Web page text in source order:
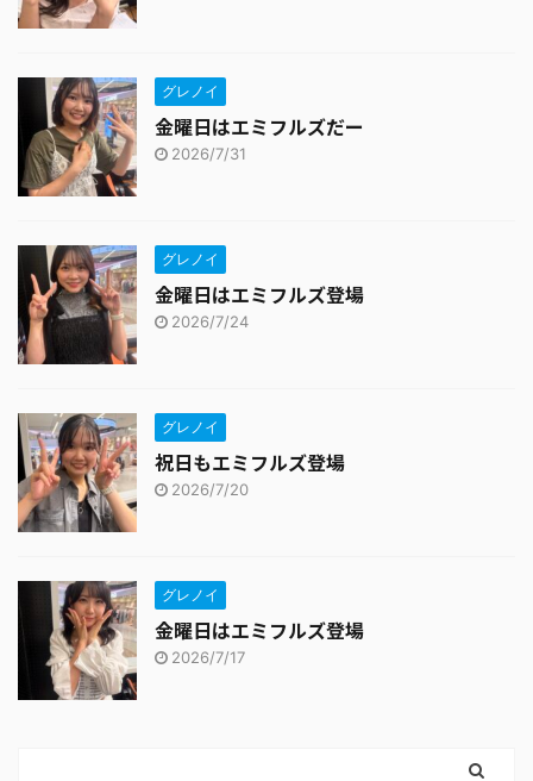
グレノイ
金曜日はエミフルズだー
2026/7/31
グレノイ
金曜日はエミフルズ登場
2026/7/24
グレノイ
祝日もエミフルズ登場
2026/7/20
グレノイ
金曜日はエミフルズ登場
2026/7/17